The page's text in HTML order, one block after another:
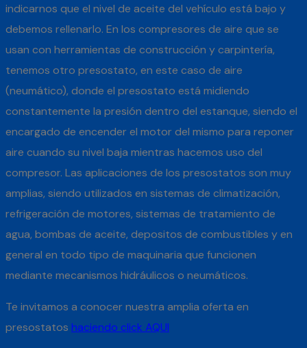
indicarnos que el nivel de aceite del vehículo está bajo y
debemos rellenarlo. En los compresores de aire que se
usan con herramientas de construcción y carpintería,
tenemos otro presostato, en este caso de aire
(neumático), donde el presostato está midiendo
constantemente la presión dentro del estanque, siendo el
encargado de encender el motor del mismo para reponer
aire cuando su nivel baja mientras hacemos uso del
compresor. Las aplicaciones de los presostatos son muy
amplias, siendo utilizados en sistemas de climatización,
refrigeración de motores, sistemas de tratamiento de
agua, bombas de aceite, depositos de combustibles y en
general en todo tipo de maquinaria que funcionen
mediante mecanismos hidráulicos o neumáticos.
Te invitamos a conocer nuestra amplia oferta en
presostatos haciendo click AQUI